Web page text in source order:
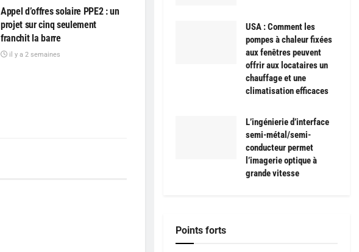
Appel d’offres solaire PPE2 : un
projet sur cinq seulement
franchit la barre
il y a 2 semaines
USA : Comment les
pompes à chaleur fixées
aux fenêtres peuvent
offrir aux locataires un
chauffage et une
climatisation efficaces
L’ingénierie d’interface
semi-métal/semi-
conducteur permet
l’imagerie optique à
grande vitesse
Points forts